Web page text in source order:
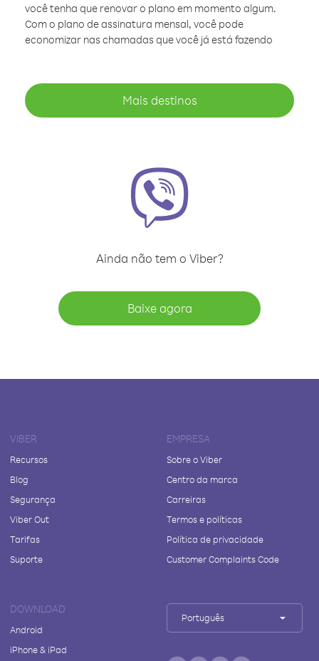
você tenha que renovar o plano em momento algum.
Com o plano de assinatura mensal, você pode
economizar nas chamadas que você já está fazendo
Mais destinos
Ainda não tem o Viber?
Baixe agora
VIBER
Recursos
Blog
Segurança
Viber Out
Tarifas
Suporte
EMPRESA
Sobre o Viber
Centro da marca
Carreiras
Termos e políticas
Política de privacidade
Customer Complaints Code
DOWNLOAD
Android
iPhone & iPad
Português